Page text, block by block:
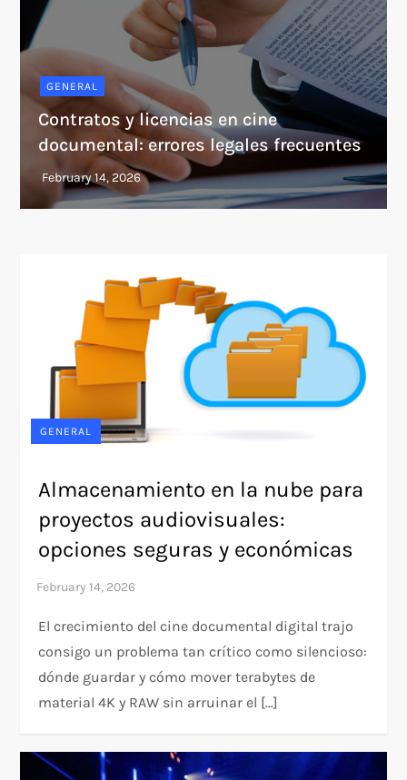
GENERAL
Contratos y licencias en cine
documental: errores legales frecuentes
GENERAL
Almacenamiento en la nube para
proyectos audiovisuales:
opciones seguras y económicas
El crecimiento del cine documental digital trajo
consigo un problema tan crítico como silencioso:
dónde guardar y cómo mover terabytes de
material 4K y RAW sin arruinar el […]